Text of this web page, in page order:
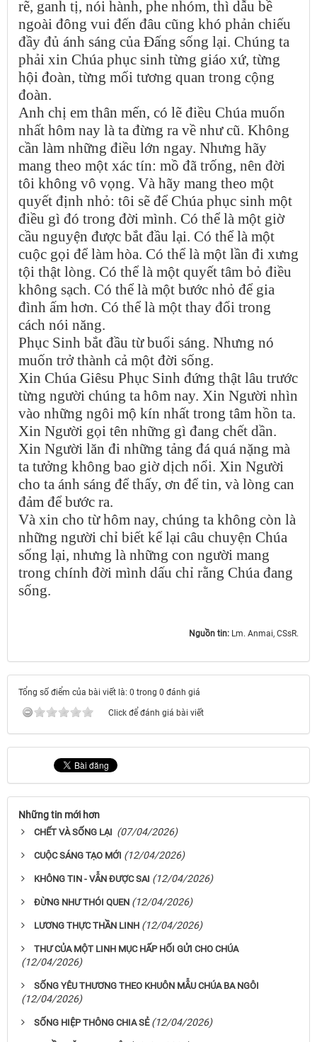
rẽ, ganh tị, nói hành, phe nhóm, thì dẫu bề
ngoài đông vui đến đâu cũng khó phản chiếu
đầy đủ ánh sáng của Đấng sống lại. Chúng ta
phải xin Chúa phục sinh từng giáo xứ, từng
hội đoàn, từng mối tương quan trong cộng
đoàn.
Anh chị em thân mến, có lẽ điều Chúa muốn
nhất hôm nay là ta đừng ra về như cũ. Không
cần làm những điều lớn ngay. Nhưng hãy
mang theo một xác tín: mồ đã trống, nên đời
tôi không vô vọng. Và hãy mang theo một
quyết định nhỏ: tôi sẽ để Chúa phục sinh một
điều gì đó trong đời mình. Có thể là một giờ
cầu nguyện được bắt đầu lại. Có thể là một
cuộc gọi để làm hòa. Có thể là một lần đi xưng
tội thật lòng. Có thể là một quyết tâm bỏ điều
không sạch. Có thể là một bước nhỏ để gia
đình ấm hơn. Có thể là một thay đổi trong
cách nói năng.
Phục Sinh bắt đầu từ buổi sáng. Nhưng nó
muốn trở thành cả một đời sống.
Xin Chúa Giêsu Phục Sinh đứng thật lâu trước
từng người chúng ta hôm nay. Xin Người nhìn
vào những ngôi mộ kín nhất trong tâm hồn ta.
Xin Người gọi tên những gì đang chết dần.
Xin Người lăn đi những tảng đá quá nặng mà
ta tưởng không bao giờ dịch nổi. Xin Người
cho ta ánh sáng để thấy, ơn để tin, và lòng can
đảm để bước ra.
Và xin cho từ hôm nay, chúng ta không còn là
những người chỉ biết kể lại câu chuyện Chúa
sống lại, nhưng là những con người mang
trong chính đời mình dấu chỉ rằng Chúa đang
sống.
Nguồn tin: Lm. Anmai, CSsR.
Tổng số điểm của bài viết là: 0 trong 0 đánh giá
Click để đánh giá bài viết
Những tin mới hơn
CHẾT VÀ SỐNG LẠI (07/04/2026)
CUỘC SÁNG TẠO MỚI (12/04/2026)
KHÔNG TIN - VẪN ĐƯỢC SAI (12/04/2026)
ĐỪNG NHƯ THÓI QUEN (12/04/2026)
LƯƠNG THỰC THẦN LINH (12/04/2026)
THƯ CỦA MỘT LINH MỤC HẤP HỐI GỬI CHO CHÚA
(12/04/2026)
SỐNG YÊU THƯƠNG THEO KHUÔN MẪU CHÚA BA NGÔI
(12/04/2026)
SỐNG HIỆP THÔNG CHIA SẺ (12/04/2026)